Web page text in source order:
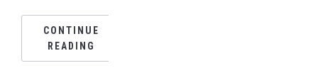
CONTINUE
READING